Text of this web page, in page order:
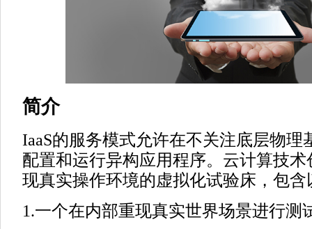
简介
IaaS的服务模式允许在不关注底层物理
配置和运行异构应用程序。云计算技
现真实操作环境的虚拟化试验床，包含
1.一个在内部重现真实世界场景进行测